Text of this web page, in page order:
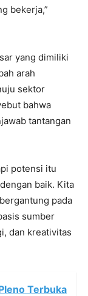
bekerja,”
yang dimiliki
arah
sektor
bahwa
tantangan
potensi itu
baik. Kita
pada
sumber
dan kreativitas
Terbuka